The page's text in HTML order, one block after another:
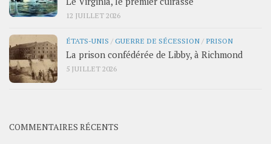
12 JUILLET 2026
ÉTATS-UNIS /GUERRE DE SÉCESSION / PRISON
La prison confédérée de Libby, à Richmond
5 JUILLET 2026
COMMENTAIRES RÉCENTS